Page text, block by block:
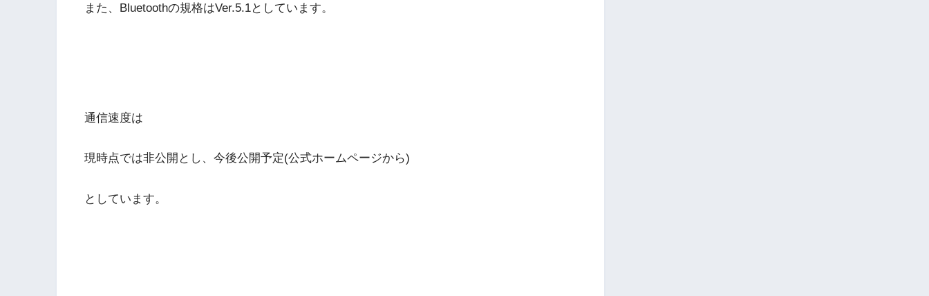
また、Bluetoothの規格はVer.5.1としています。
通信速度は
現時点では非公開とし、今後公開予定(公式ホームページから)
としています。